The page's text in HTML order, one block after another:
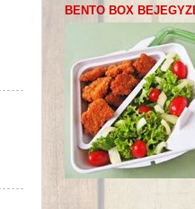
BENTO BOX